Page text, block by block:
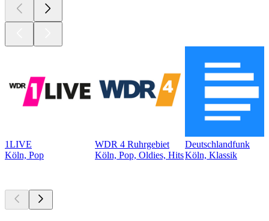
1LIVE
Köln, Pop
WDR 4 Ruhrgebiet
Köln, Pop, Oldies, Hits
Deutschlandfunk
Köln, Klassik